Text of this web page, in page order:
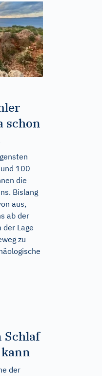
schon
100
die
Bislang
aus,
ab der
Lage
zu
Schlaf
der